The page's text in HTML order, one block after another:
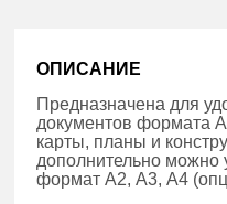
ОПИСАНИЕ
Предназначена для
документов формата
карты, планы и
дополнительно можно
формат А2, А3, А4